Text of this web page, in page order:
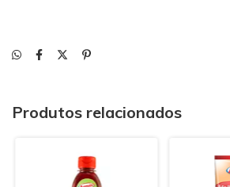
Produtos relacionados